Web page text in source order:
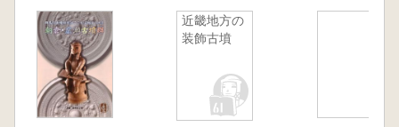
近畿地方の
装飾古墳